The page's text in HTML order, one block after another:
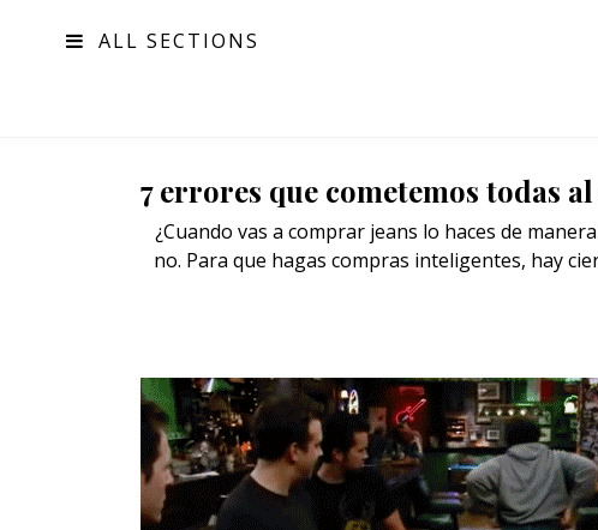
ALL SECTIONS
7 errores que cometemos todas
¿Cuando vas a comprar jeans lo haces de
no. Para que hagas compras inteligentes, hay